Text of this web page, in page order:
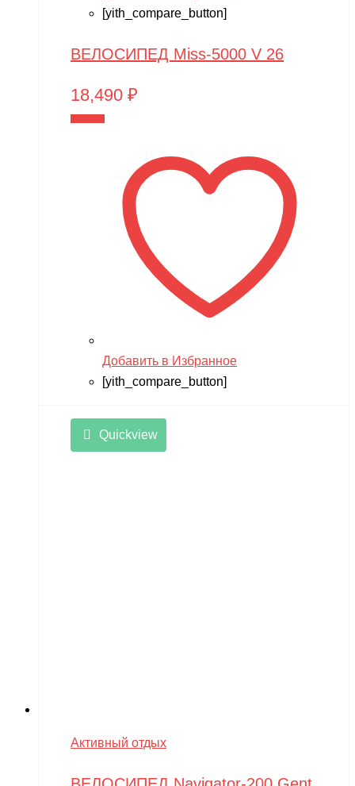
[yith_compare_button]
ВЕЛОСИПЕД Miss-5000 V 26
18,490 ₽
Добавить в Избранное
[yith_compare_button]
Quickview
Активный отдых